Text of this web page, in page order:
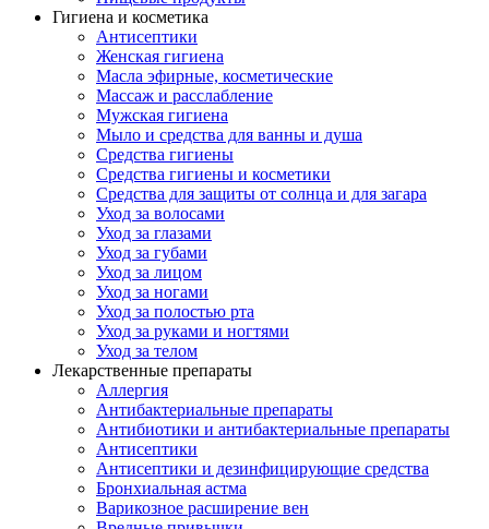
Гигиена и косметика
Антисептики
Женская гигиена
Масла эфирные, косметические
Массаж и расслабление
Мужская гигиена
Мыло и средства для ванны и душа
Средства гигиены
Средства гигиены и косметики
Средства для защиты от солнца и для загара
Уход за волосами
Уход за глазами
Уход за губами
Уход за лицом
Уход за ногами
Уход за полостью рта
Уход за руками и ногтями
Уход за телом
Лекарственные препараты
Аллергия
Антибактериальные препараты
Антибиотики и антибактериальные препараты
Антисептики
Антисептики и дезинфицирующие средства
Бронхиальная астма
Варикозное расширение вен